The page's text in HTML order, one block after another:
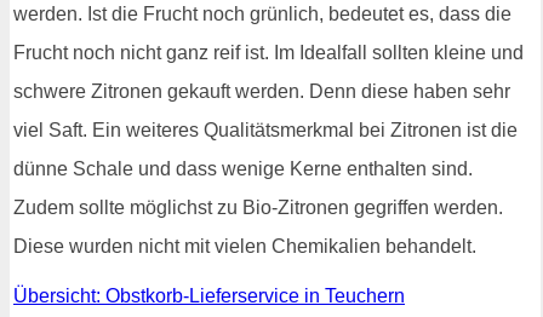
werden. Ist die Frucht noch grünlich, bedeutet es, dass die
Frucht noch nicht ganz reif ist. Im Idealfall sollten kleine und
schwere Zitronen gekauft werden. Denn diese haben sehr
viel Saft. Ein weiteres Qualitätsmerkmal bei Zitronen ist die
dünne Schale und dass wenige Kerne enthalten sind.
Zudem sollte möglichst zu Bio-Zitronen gegriffen werden.
Diese wurden nicht mit vielen Chemikalien behandelt.
Übersicht: Obstkorb-Lieferservice in Teuchern